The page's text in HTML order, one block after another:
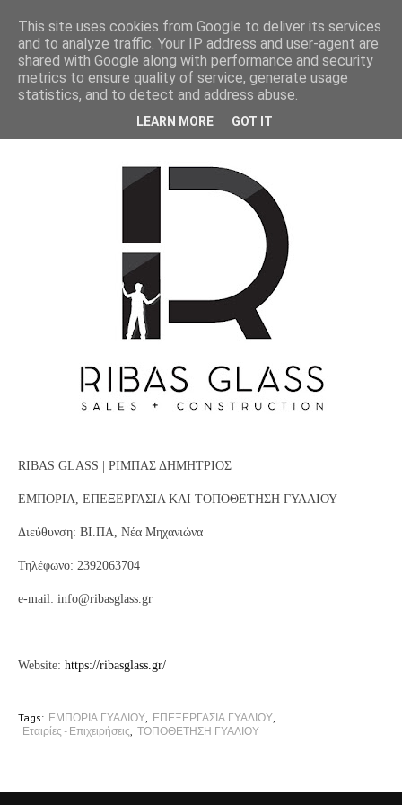
RIBASGLASS
RIBAS GLASS | ΡΙΜΠΑΣ ΔΗΜΗΤΡΙΟΣ
ΕΜΠΟΡΙΑ, ΕΠΕΞΕΡΓΑΣΙΑ ΚΑΙ ΤΟΠΟΘΕΤΗΣΗ ΓΥΑΛΙΟΥ
Διεύθυνση: ΒΙ.ΠΑ, Νέα Μηχανιώνα
Τηλέφωνο: 2392063704
e-mail: info@ribasglass.gr
Website: https://ribasglass.gr/
Tags: ΕΜΠΟΡΙΑ ΓΥΑΛΙΟΥ ΕΠΕΞΕΡΓΑΣΙΑ ΓΥΑΛΙΟΥ
Εταιρίες - Επιχειρήσεις ΤΟΠΟΘΕΤΗΣΗ ΓΥΑΛΙΟΥ
This site uses cookies from Google to deliver its services
and to analyze traffic. Your IP address and user-agent are
shared with Google along with performance and security
metrics to ensure quality of service, generate usage
statistics, and to detect and address abuse.
LEARN MORE GOT IT